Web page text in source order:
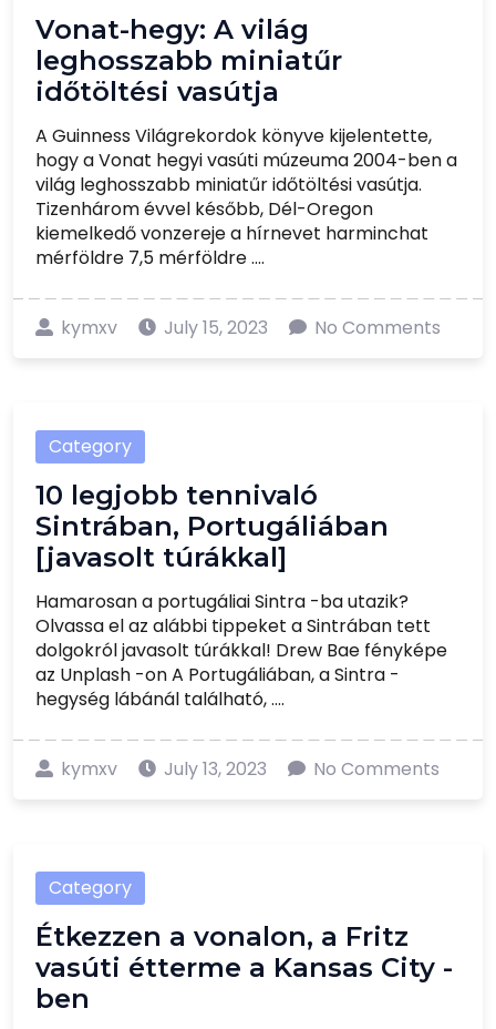
Vonat-hegy: A világ
leghosszabb miniatűr
időtöltési vasútja
A Guinness Világrekordok könyve kijelentette,
hogy a Vonat hegyi vasúti múzeuma 2004-ben a
világ leghosszabb miniatűr időtöltési vasútja.
Tizenhárom évvel később, Dél-Oregon
kiemelkedő vonzereje a hírnevet harminchat
mérföldre 7,5 mérföldre ....
kymxv July 15, 2023 No Comments
Category
10 legjobb tennivaló
Sintrában, Portugáliában
[javasolt túrákkal]
Hamarosan a portugáliai Sintra -ba utazik?
Olvassa el az alábbi tippeket a Sintrában tett
dolgokról javasolt túrákkal! Drew Bae fényképe
az Unplash -on A Portugáliában, a Sintra -
hegység lábánál található, ....
kymxv July 13, 2023 No Comments
Category
Étkezzen a vonalon, a Fritz
vasúti étterme a Kansas City -
ben